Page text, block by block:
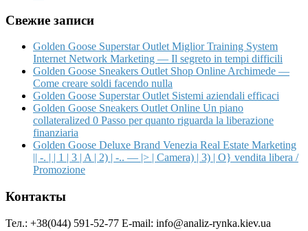
Свежие записи
Golden Goose Superstar Outlet Miglior Training System
Internet Network Marketing — Il segreto in tempi difficili
Golden Goose Sneakers Outlet Shop Online Archimede —
Come creare soldi facendo nulla
Golden Goose Superstar Outlet Sistemi aziendali efficaci
Golden Goose Sneakers Outlet Online Un piano
collateralized 0 Passo per quanto riguarda la liberazione
finanziaria
Golden Goose Deluxe Brand Venezia Real Estate Marketing
|| -. | | 1 | 3 | A | 2) | -.. — |> | Camera) | 3) | O} vendita libera /
Promozione
Контакты
Тел.: +38(044) 591-52-77 E-mail: info@analiz-rynka.kiev.ua